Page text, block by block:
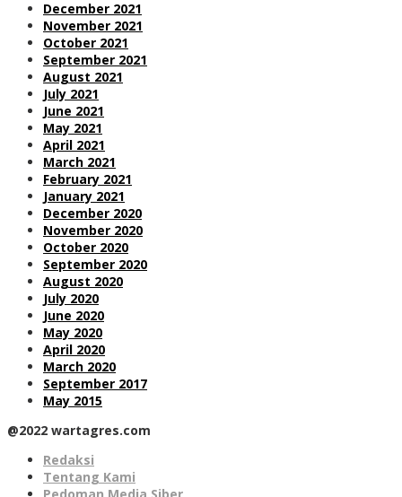
December 2021
November 2021
October 2021
September 2021
August 2021
July 2021
June 2021
May 2021
April 2021
March 2021
February 2021
January 2021
December 2020
November 2020
October 2020
September 2020
August 2020
July 2020
June 2020
May 2020
April 2020
March 2020
September 2017
May 2015
@2022 wartagres.com
Redaksi
Tentang Kami